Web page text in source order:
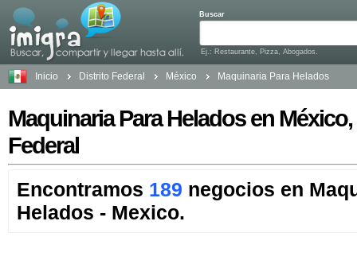
Buscar
Ej.: Restaurante, Pizza, Abogados.
Inicio Distrito Federal México Maquinaria Para Helados
Maquinaria Para Helados en
Federal
Encontramos 189 negocios en
Helados - Mexico.